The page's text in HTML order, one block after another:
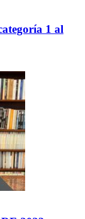
1 al